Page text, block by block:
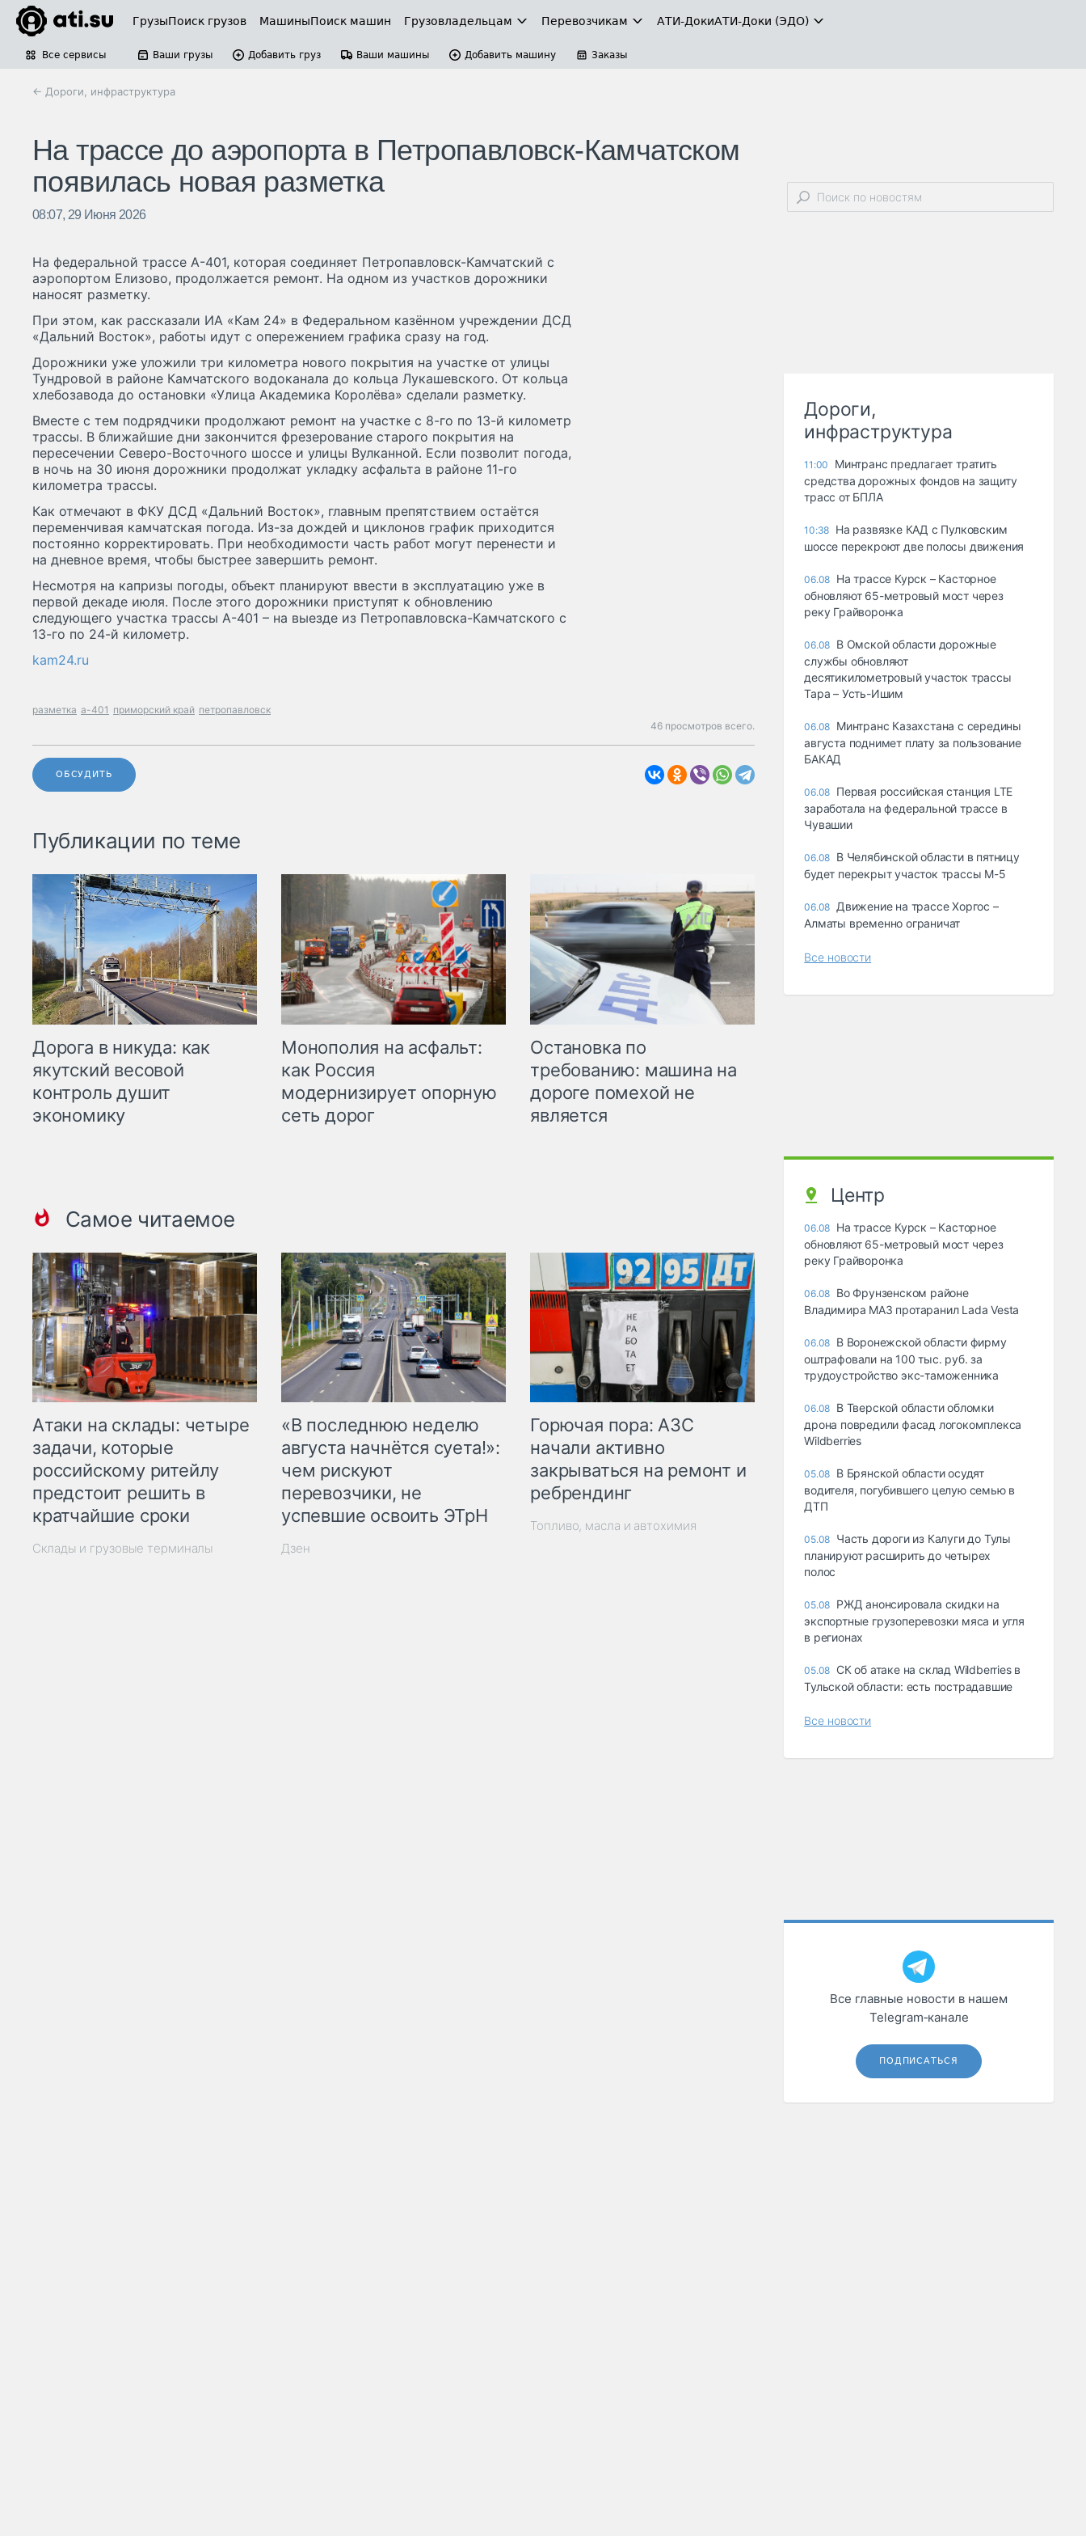
ГрузыПоиск грузов МашиныПоиск машин Грузовладельцам Перевозчикам АТИ-ДокиАТИ-Доки (ЭДО)
Все сервисы Ваши грузы Добавить груз Ваши машины Добавить машину Заказы
← Дороги, инфраструктура
На трассе до аэропорта в Петропавловск-Камчатском
появилась новая разметка
08:07, 29 Июня 2026
На федеральной трассе А-401, которая соединяет Петропавловск-Камчатский с
аэропортом Елизово, продолжается ремонт. На одном из участков дорожники
наносят разметку.
При этом, как рассказали ИА «Кам 24» в Федеральном казённом учреждении ДСД
«Дальний Восток», работы идут с опережением графика сразу на год.
Дорожники уже уложили три километра нового покрытия на участке от улицы
Тундровой в районе Камчатского водоканала до кольца Лукашевского. От кольца
хлебозавода до остановки «Улица Академика Королёва» сделали разметку.
Вместе с тем подрядчики продолжают ремонт на участке с 8-го по 13-й километр
трассы. В ближайшие дни закончится фрезерование старого покрытия на
пересечении Северо-Восточного шоссе и улицы Вулканной. Если позволит погода,
в ночь на 30 июня дорожники продолжат укладку асфальта в районе 11-го
километра трассы.
Как отмечают в ФКУ ДСД «Дальний Восток», главным препятствием остаётся
переменчивая камчатская погода. Из-за дождей и циклонов график приходится
постоянно корректировать. При необходимости часть работ могут перенести и
на дневное время, чтобы быстрее завершить ремонт.
Несмотря на капризы погоды, объект планируют ввести в эксплуатацию уже в
первой декаде июля. После этого дорожники приступят к обновлению
следующего участка трассы А-401 – на выезде из Петропавловска-Камчатского с
13-го по 24-й километр.
kam24.ru
разметка а-401 приморский край петропавловск
46 просмотров всего.
ОБСУДИТЬ
Публикации по теме
Дорога в никуда: как
якутский весовой
контроль душит
экономику
Монополия на асфальт:
как Россия
модернизирует опорную
сеть дорог
Остановка по
требованию: машина на
дороге помехой не
является
Самое читаемое
Атаки на склады: четыре
задачи, которые
российскому ритейлу
предстоит решить в
кратчайшие сроки
Склады и грузовые терминалы
«В последнюю неделю
августа начнётся суета!»:
чем рискуют
перевозчики, не
успевшие освоить ЭТрН
Дзен
Горючая пора: АЗС
начали активно
закрываться на ремонт и
ребрендинг
Топливо, масла и автохимия
Дороги,
инфраструктура
11:00
Минтранс предлагает тратить
средства дорожных фондов на защиту
трасс от БПЛА
10:38 На развязке КАД с Пулковским
шоссе перекроют две полосы движения
06.08 На трассе Курск – Касторное
обновляют 65-метровый мост через
реку Грайворонка
06.08 В Омской области дорожные
службы обновляют
десятикилометровый участок трассы
Тара – Усть-Ишим
06.08 Минтранс Казахстана с середины
августа поднимет плату за пользование
БАКАД
06.08 Первая российская станция LTE
заработала на федеральной трассе в
Чувашии
06.08 В Челябинской области в пятницу
будет перекрыт участок трассы М-5
06.08 Движение на трассе Хоргос –
Алматы временно ограничат
Все новости
Центр
06.08 На трассе Курск – Касторное
обновляют 65-метровый мост через
реку Грайворонка
06.08 Во Фрунзенском районе
Владимира МАЗ протаранил Lada Vesta
06.08 В Воронежской области фирму
оштрафовали на 100 тыс. руб. за
трудоустройство экс-таможенника
06.08 В Тверской области обломки
дрона повредили фасад логокомплекса
Wildberries
05.08 В Брянской области осудят
водителя, погубившего целую семью в
ДТП
05.08 Часть дороги из Калуги до Тулы
планируют расширить до четырех
полос
05.08 РЖД анонсировала скидки на
экспортные грузоперевозки мяса и угля
в регионах
05.08 СК об атаке на склад Wildberries в
Тульской области: есть пострадавшие
Все новости
Все главные новости в нашем
Telegram‑канале
ПОДПИСАТЬСЯ